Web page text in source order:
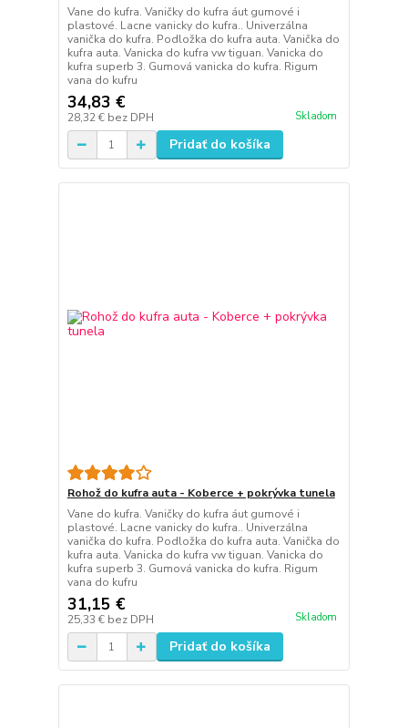
Vane do kufra. Vaničky do kufra áut gumové i
plastové. Lacne vanicky do kufra.. Univerzálna
vanička do kufra. Podložka do kufra auta. Vanička do
kufra auta. Vanicka do kufra vw tiguan. Vanicka do
kufra superb 3. Gumová vanicka do kufra. Rigum
vana do kufru
34,83 €
28,32 € bez DPH Skladom
Pridať do košíka
Rohož do kufra auta - Koberce + pokrývka tunela
Vane do kufra. Vaničky do kufra áut gumové i
plastové. Lacne vanicky do kufra.. Univerzálna
vanička do kufra. Podložka do kufra auta. Vanička do
kufra auta. Vanicka do kufra vw tiguan. Vanicka do
kufra superb 3. Gumová vanicka do kufra. Rigum
vana do kufru
31,15 €
25,33 € bez DPH Skladom
Pridať do košíka